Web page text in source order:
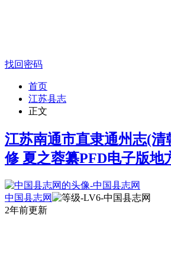
找回密码
首页
江苏县志
正文
江苏南通市直隶通州志(清
修 夏之蓉纂PFD电子版地
中国县志网
2年前更新